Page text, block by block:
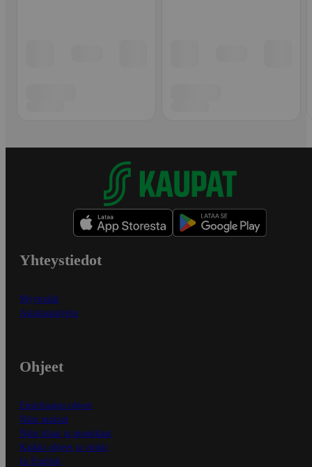
Yhteystiedot
Myymälät
Asiakaspalvelu
Ohjeet
Ensitilaajan ohjeet
Näin maksat
Näin tilaat ja muokkaat
Kaikki ohjeet ja vinkit
In English